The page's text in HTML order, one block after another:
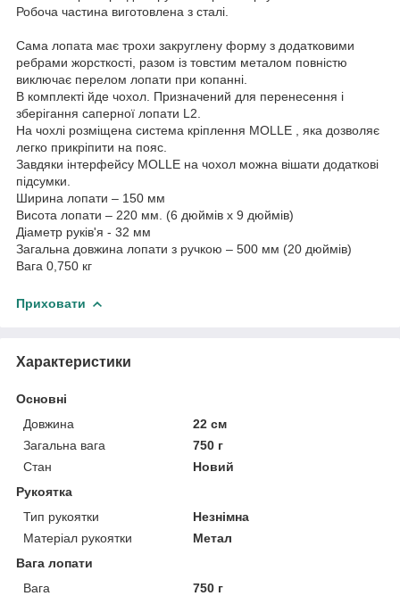
Робоча частина виготовлена з сталі.
Сама лопата має трохи закруглену форму з додатковими
ребрами жорсткості, разом із товстим металом повністю
виключає перелом лопати при копанні.
В комплекті йде чохол. Призначений для перенесення і
зберігання саперної лопати L2.
На чохлі розміщена система кріплення MOLLE , яка дозволяє
легко прикріпити на пояс.
Завдяки інтерфейсу MOLLE на чохол можна вішати додаткові
підсумки.
Ширина лопати – 150 мм
Висота лопати – 220 мм. (6 дюймів х 9 дюймів)
Діаметр руків'я - 32 мм
Загальна довжина лопати з ручкою – 500 мм (20 дюймів)
Вага 0,750 кг
Приховати
Характеристики
Основні
Довжина
22 см
Загальна вага
750 г
Стан
Новий
Рукоятка
Тип рукоятки
Незнімна
Матеріал рукоятки
Метал
Вага лопати
Вага
750 г